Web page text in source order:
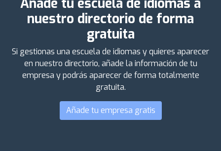
Añade tu escuela de idiomas a
nuestro directorio de forma
gratuita
Si gestionas una escuela de idiomas y quieres aparecer
en nuestro directorio, añade la información de tu
empresa y podrás aparecer de forma totalmente
gratuita.
Añade tu empresa gratis